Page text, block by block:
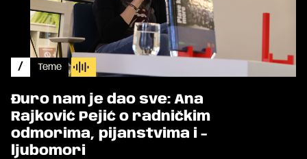
/ Teme
Đuro nam je dao sve: Ana
Rajković Pejić o radničkim
odmorima, pijanstvima i -
ljubomori